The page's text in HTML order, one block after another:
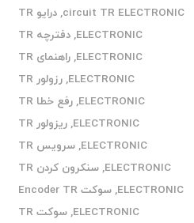
circuit TR ELECTRONIC
,
درایو TR
ELECTRONIC
,
دفترچه TR
ELECTRONIC
,
راهنمای TR
ELECTRONIC
,
رزولور TR
ELECTRONIC
,
رفع خطا TR
ELECTRONIC
,
ریزولور TR
ELECTRONIC
,
سرویس TR
ELECTRONIC
,
سنکرون کردن TR
ELECTRONIC
,
سوکت Encoder TR
ELECTRONIC
,
سوکت TR